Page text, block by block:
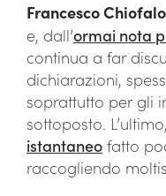
Francesco Chiofalo
e, dall’ormai nota
continua a far
dichiarazioni,
soprattutto per gli
sottoposto.
istantaneo fatto
raccogliendo